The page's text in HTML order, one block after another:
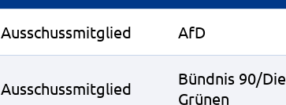
Ausschussmitglied AfD
Ausschussmitglied
Bündnis 90/Die
Grünen